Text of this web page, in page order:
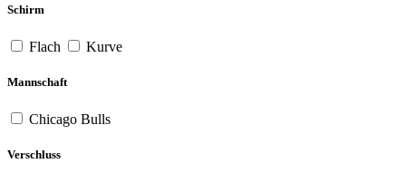
Schirm
Flach Kurve
Mannschaft
Chicago Bulls
Verschluss